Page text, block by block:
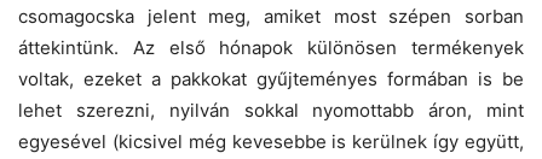
csomagocska jelent meg, amiket most szépen sorban
áttekintünk. Az első hónapok különösen termékenyek
voltak, ezeket a pakkokat gyűjteményes formában is be
lehet szerezni, nyilván sokkal nyomottabb áron, mint
egyesével (kicsivel még kevesebbe is kerülnek így együtt,